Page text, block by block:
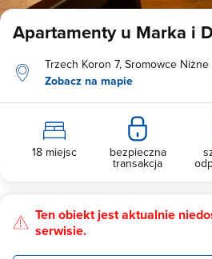
Apartamenty u Marka i
Trzech Koron 7, Sromowce Niżne
Zobacz na mapie
18 miejsc bezpieczna
transakcja
Ten obiekt jest aktualnie
serwisie.